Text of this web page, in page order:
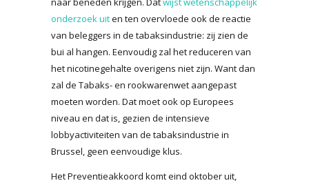
onderzoek uiten ten overvloede ook de reactie
van beleggers in de tabaksindustrie: zij zien de
bui al hangen. Eenvoudig zal het reduceren van
het nicotinegehalte overigens niet zijn. Want dan
zal de Tabaks- en rookwarenwet aangepast
moeten worden. Dat moet ook op Europees
niveau en dat is, gezien de intensieve
lobbyactiviteiten van de tabaksindustrie in
Brussel, geen eenvoudige klus.
Het Preventieakkoord komt eind oktober uit,